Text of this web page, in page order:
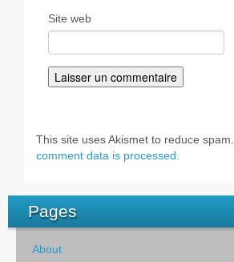
Site web
This site uses Akismet to reduce spam.
comment data is processed.
Pages
About